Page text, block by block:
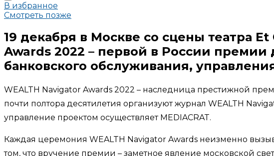
В избранное
Смотреть позже
19 декабря в Москве со сцены театра
Awards 2022 – первой в России
банковского обслуживания,
WEALTH Navigator Awards 2022 – наследница престижной
почти полтора десятилетия организуют журнал WEALTH
управление проектом осуществляет MEDIACRAT.
Каждая церемония WEALTH Navigator Awards неизменно
том, что вручение премии – заметное явление московской